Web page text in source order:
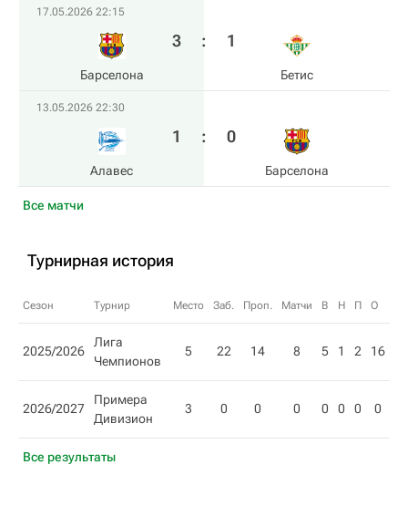
Все матчи
17.05.2026 22:15
Барселона
3 : 1
Бетис
13.05.2026 22:30
Алавес
1 : 0
Барселона
Турнирная история
Сезон Турнир Место Заб. Проп. Матчи В Н П О
2025/2026
Лига
Чемпионов
5 22 14 8 5 1 2 16
2026/2027
Примера
Дивизион
3 0 0 0 0 0 0 0
Все результаты